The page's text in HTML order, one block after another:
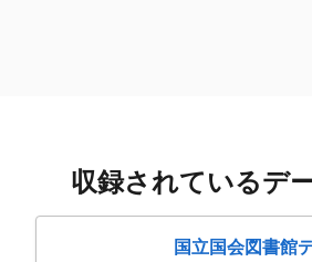
収録されているデ
国立国会図書館